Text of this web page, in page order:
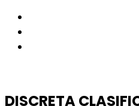
DISCRETA